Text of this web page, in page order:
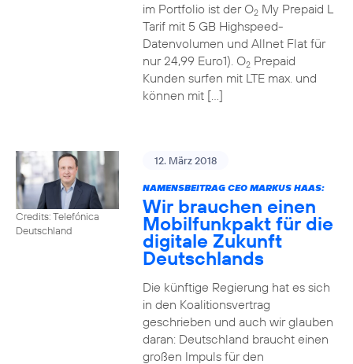
im Portfolio ist der O2My Prepaid L
Tarif mit 5 GB Highspeed-
Datenvolumen und Allnet Flat für
nur 24,99 Euro1). O2Prepaid
Kunden surfen mit LTE max. und
können mit […]
Credits: Telefónica
Deutschland
12. März 2018
NAMENSBEITRAG CEO MARKUS HAAS:
Wir brauchen einen
Mobilfunkpakt für die
digitale Zukunft
Deutschlands
Die künftige Regierung hat es sich
in den Koalitionsvertrag
geschrieben und auch wir glauben
daran: Deutschland braucht einen
großen Impuls für den